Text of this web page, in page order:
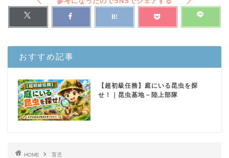
おすすめ記事
【超初級任務】庭にいる昆虫を探
せ！｜昆虫基地－陸上部隊
HOME
育児